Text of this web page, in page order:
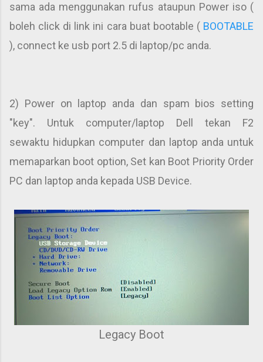
sama ada menggunakan rufus ataupun Power iso (
boleh click di link ini cara buat bootable ( BOOTABLE
), connect ke usb port 2.5 di laptop/pc anda.
2) Power on laptop anda dan spam bios setting
"key". Untuk computer/laptop Dell tekan F2
sewaktu hidupkan computer dan laptop anda untuk
memaparkan boot option, Set kan Boot Priority Order
PC dan laptop anda kepada USB Device.
Legacy Boot